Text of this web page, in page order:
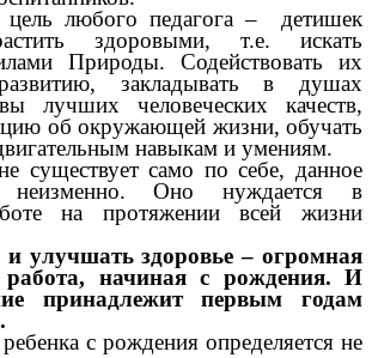
любого педагога – детишек
здоровыми, т.е. искать
Природы. Содействовать их
закладывать в душах
лучших человеческих качеств,
об окружающей жизни, обучать
навыкам и умениям.
само по себе, данное
неизменно. Оно нуждается в
на протяжении всей жизни
и улучшать здоровье – огромная
работа, начиная с рождения. И
принадлежит первым годам
с рождения определяется не